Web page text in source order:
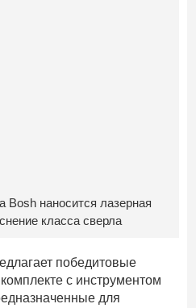
наносится лазерная
класса сверла
победитовые
с инструментом
для